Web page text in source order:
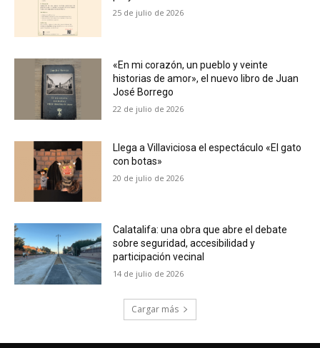
25 de julio de 2026
«En mi corazón, un pueblo y veinte
historias de amor», el nuevo libro de Juan
José Borrego
22 de julio de 2026
Llega a Villaviciosa el espectáculo «El gato
con botas»
20 de julio de 2026
Calatalifa: una obra que abre el debate
sobre seguridad, accesibilidad y
participación vecinal
14 de julio de 2026
Cargar más